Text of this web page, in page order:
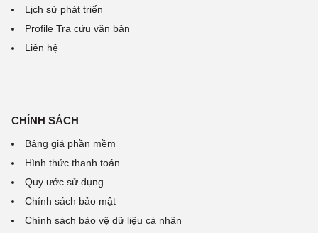
Lịch sử phát triển
Profile Tra cứu văn bản
Liên hệ
CHÍNH SÁCH
Bảng giá phần mềm
Hình thức thanh toán
Quy ước sử dụng
Chính sách bảo mật
Chính sách bảo vệ dữ liệu cá nhân